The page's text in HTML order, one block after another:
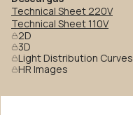
Technical Sheet 220V
Technical Sheet 110V
2D
3D
Light Distribution Curves
HR Images